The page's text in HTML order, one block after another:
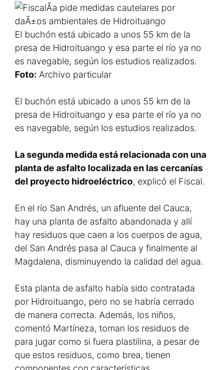
El buchón está ubicado a unos 55 km de la
presa de Hidroituango y esa parte el río ya no
es navegable, según los estudios realizados.
Foto: Archivo particular
El buchón está ubicado a unos 55 km de la
presa de Hidroituango y esa parte el río ya no
es navegable, según los estudios realizados.
La segunda medida está relacionada con una
planta de asfalto localizada en las cercanías
del proyecto hidroeléctrico, explicó el Fiscal.
En el río San Andrés, un afluente del Cauca,
hay una planta de asfalto abandonada y allí
hay residuos que caen a los cuerpos de agua,
del San Andrés pasa al Cauca y finalmente al
Magdalena, disminuyendo la calidad del agua.
Esta planta de asfalto había sido contratada
por Hidroituango, pero no se habría cerrado
de manera correcta. Además, los niños,
comentó Martíneza, toman los residuos de
para jugar como si fuera plastilina, a pesar de
que estos residuos, como brea, tienen